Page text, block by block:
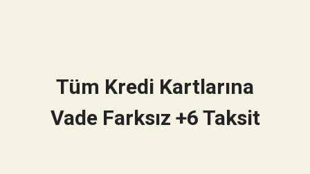
Tüm Kredi Kartlarına
Vade Farksız +6 Taksit